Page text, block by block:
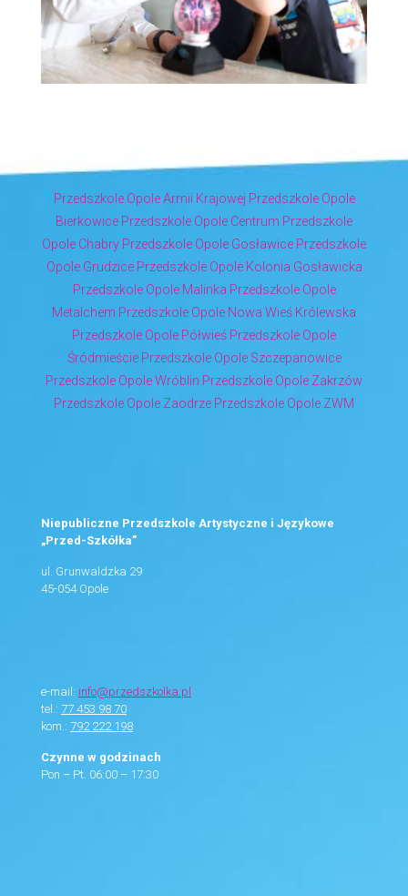
Przedszkole Opole Armii Krajowej Przedszkole Opole
Bierkowice Przedszkole Opole Centrum Przedszkole
Opole Chabry Przedszkole Opole Gosławice Przedszkole
Opole Grudzice Przedszkole Opole Kolonia Gosławicka
Przedszkole Opole Malinka Przedszkole Opole
Metalchem Przedszkole Opole Nowa Wieś Królewska
Przedszkole Opole Półwieś Przedszkole Opole
Śródmieście Przedszkole Opole Szczepanowice
Przedszkole Opole Wróblin Przedszkole Opole Zakrzów
Przedszkole Opole Zaodrze Przedszkole Opole ZWM
Niepubliczne Przedszkole Artystyczne i Językowe
„Przed-Szkółka”
ul. Grunwaldzka 29
45-054 Opole
e-mail: info@przedszkolka.pl
tel.: 77 453 98 70
kom.: 792 222 198
Czynne w godzinach
Pon – Pt. 06:00 – 17:30